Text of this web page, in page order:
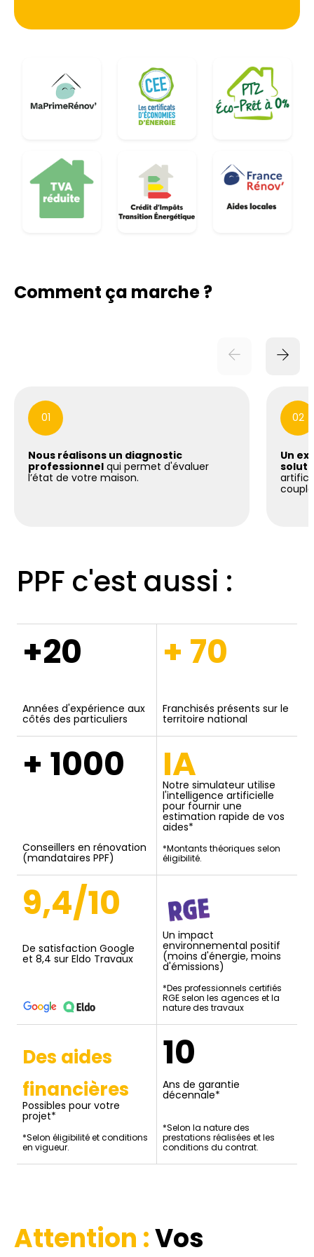
Comment ça marche ?
01
Nous réalisons un diagnostic
professionnel qui permet d'évaluer
l’état de votre maison.
02
Un
PPF c'est aussi :
+20
Années d'expérience aux
côtés des particuliers
+ 70
Franchisés présents sur le
territoire national
+ 1000
Conseillers en rénovation
(mandataires PPF)
IA
Notre simulateur utilise
l'intelligence artificielle
pour fournir une
estimation rapide de vos
aides*
*Montants théoriques selon
éligibilité.
9,4/10
De satisfaction Google
et 8,4 sur Eldo Travaux
Un impact
environnemental positif
(moins d'énergie, moins
d'émissions)
*Des professionnels certifiés
RGE selon les agences et la
nature des travaux
Des aides
financières
Possibles pour votre
projet*
*Selon éligibilité et conditions
en vigueur.
10
Ans de garantie
décennale*
*Selon la nature des
prestations réalisées et les
conditions du contrat.
Attention :Vos